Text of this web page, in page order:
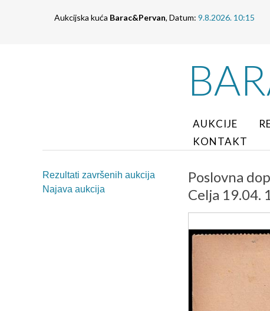
Aukcijska kuća Barac&Pervan, Datum: 9.8.2026. 10:15
AUKCIJE
KONTAKT
Rezultati završenih aukcija
Najava aukcija
Poslovna
Celja 19.04.